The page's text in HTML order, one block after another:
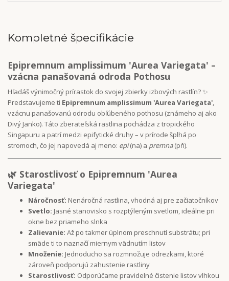
Kompletné špecifikácie
Epipremnum amplissimum 'Aurea Variegata' –
vzácna panašovaná odroda Pothosu
Hľadáš výnimočný prírastok do svojej zbierky izbových rastlín? ✨
Predstavujeme ti Epipremnum amplissimum 'Aurea Variegata',
vzácnu panašovanú odrodu obľúbeného pothosu (známeho aj ako
Divý Janko). Táto zberateľská rastlina pochádza z tropického
Singapuru a patrí medzi epifytické druhy – v prírode šplhá po
stromoch, čo jej napovedá aj meno: epi(na) a premna(pň).
🌿 Starostlivosť o Epipremnum 'Aurea
Variegata'
Náročnosť: Nenáročná rastlina, vhodná aj pre začiatočníkov
Svetlo: Jasné stanovisko s rozptýleným svetlom, ideálne pri
okne bez priameho slnka
Zalievanie: Až po takmer úplnom preschnutí substrátu; pri
smäde ti to naznačí miernym vädnutím listov
Množenie: Jednoducho sa rozmnožuje odrezkami, ktoré
zároveň podporujú zahustenie rastliny
Starostlivosť: Odporúčame pravidelné čistenie listov vlhkou